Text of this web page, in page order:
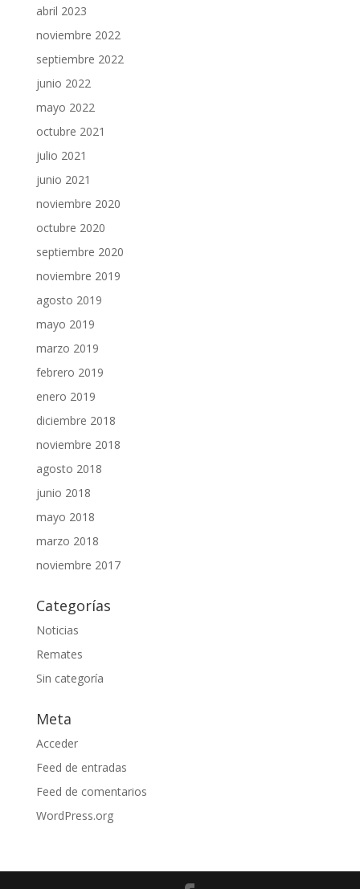
abril 2023
noviembre 2022
septiembre 2022
junio 2022
mayo 2022
octubre 2021
julio 2021
junio 2021
noviembre 2020
octubre 2020
septiembre 2020
noviembre 2019
agosto 2019
mayo 2019
marzo 2019
febrero 2019
enero 2019
diciembre 2018
noviembre 2018
agosto 2018
junio 2018
mayo 2018
marzo 2018
noviembre 2017
Categorías
Noticias
Remates
Sin categoría
Meta
Acceder
Feed de entradas
Feed de comentarios
WordPress.org